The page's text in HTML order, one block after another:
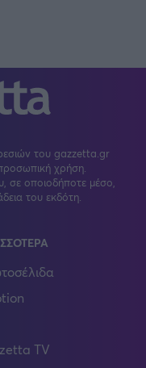
του gazzetta.gr
χρήση.
σε οποιοδήποτε μέσο,
του εκδότη.
TV